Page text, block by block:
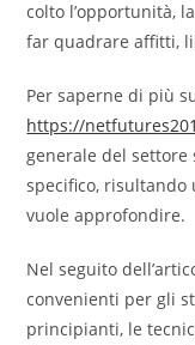
colto l’opportunità,
far quadrare affitti,
Per saperne di più
https://
generale del
specifico,
vuole approfondire.
Nel seguito
convenienti per gli
principianti, le